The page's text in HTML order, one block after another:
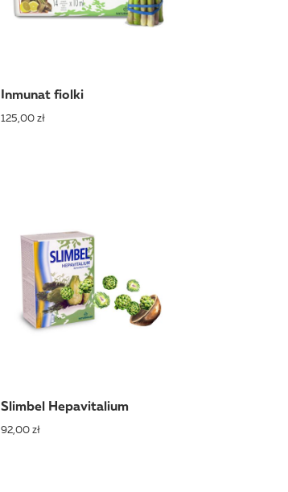
Inmunat fiolki
125,00 zł
Slimbel Hepavitalium
92,00 zł